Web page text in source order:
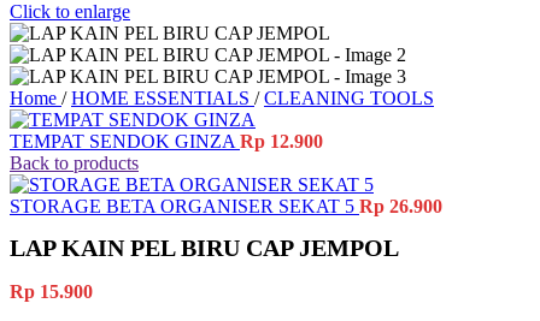
Click to enlarge
Home / HOME ESSENTIALS / CLEANING TOOLS
TEMPAT SENDOK GINZA Rp 12.900
Back to products
STORAGE BETA ORGANISER SEKAT 5 Rp 26.900
LAP KAIN PEL BIRU CAP JEMPOL
Rp 15.900